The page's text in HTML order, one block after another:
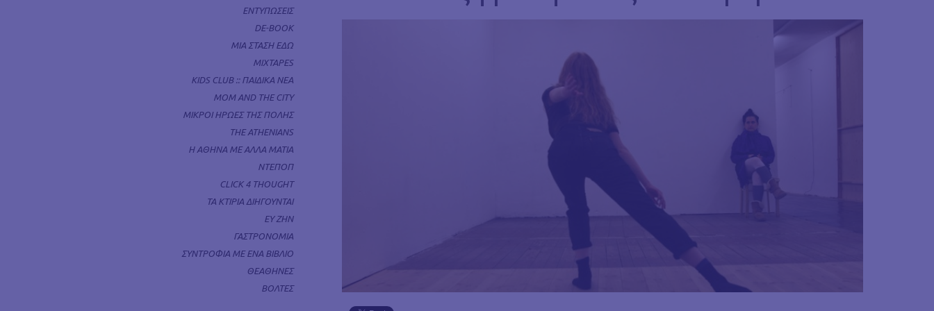
ΕΝΤΥΠΩΣΕΙΣ
DE-BOOK
ΜΙΑ ΣΤΑΣΗ ΕΔΩ
MIXTAPES
KIDS CLUB :: ΠΑΙΔΙΚΑ ΝΕΑ
MOM AND THE CITY
ΜΙΚΡΟΙ ΗΡΩΕΣ ΤΗΣ ΠΟΛΗΣ
THE ATHENIANS
Η ΑΘΗΝΑ ΜΕ ΑΛΛΑ ΜΑΤΙΑ
ΝΤΕΠΟΠ
CLICK 4 THOUGHT
ΤΑ ΚΤΙΡΙΑ ΔΙΗΓΟΥΝΤΑΙ
ΕΥ ΖΗΝ
ΓΑΣΤΡΟΝΟΜΙΑ
ΣΥΝΤΡΟΦΙΑ ΜΕ ΕΝΑ ΒΙΒΛΙΟ
ΘΕΑΘΗΝΕΣ
ΒΟΛΤΕΣ